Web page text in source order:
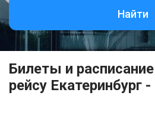
Найти
Билеты и
рейсу Екатеринбург